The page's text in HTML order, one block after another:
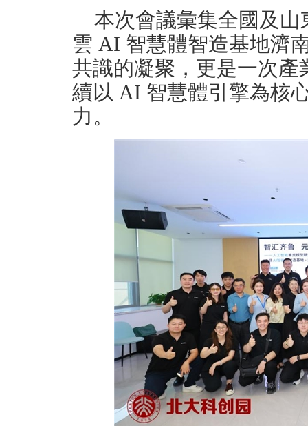
本次會議彙集全國及
雲 AI 智慧體智造基地濟
共識的凝聚，更是一次
續以 AI 智慧體引擎為核
力。